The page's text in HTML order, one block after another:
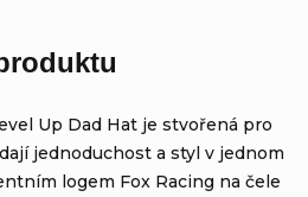
Up Dad Hat je stvořená pro
jednoduchost a styl v jednom
logem Fox Racing na čele